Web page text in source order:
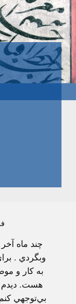
چند ماه
وبگردي .
به كار و
هست. ديدم
بي‌توجهي